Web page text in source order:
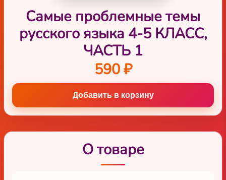
Самые проблемные темы
русского языка 4-5 КЛАСС,
ЧАСТЬ 1
590 ₽
Добавить в корзину
О товаре